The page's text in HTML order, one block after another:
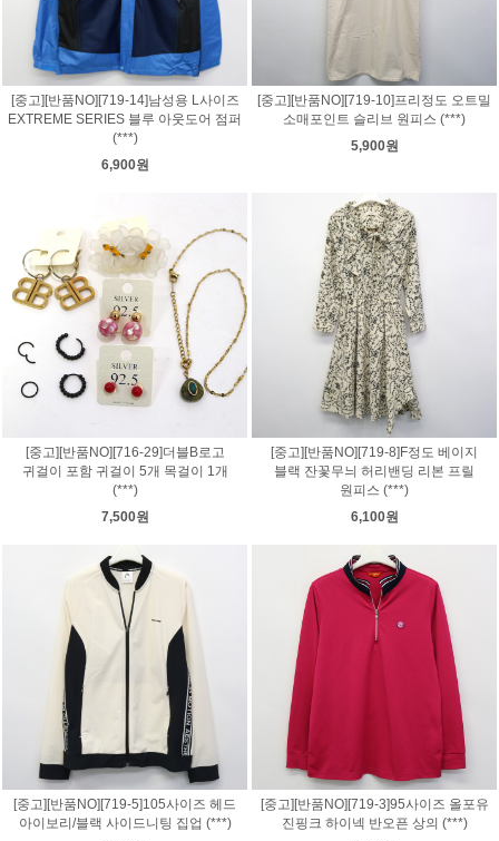
[중고][반품NO][719-14]남성용 L사이즈
EXTREME SERIES 블루 아웃도어 점퍼
(***)
6,900원
[중고][반품NO][719-10]프리정도 오트밀
소매포인트 슬리브 원피스 (***)
5,900원
[중고][반품NO][716-29]더블B로고
귀걸이 포함 귀걸이 5개 목걸이 1개
(***)
7,500원
[중고][반품NO][719-8]F정도 베이지
블랙 잔꽃무늬 허리밴딩 리본 프릴
원피스 (***)
6,100원
[중고][반품NO][719-5]105사이즈 헤드
아이보리/블랙 사이드니팅 집업 (***)
[중고][반품NO][719-3]95사이즈 올포유
진핑크 하이넥 반오픈 상의 (***)